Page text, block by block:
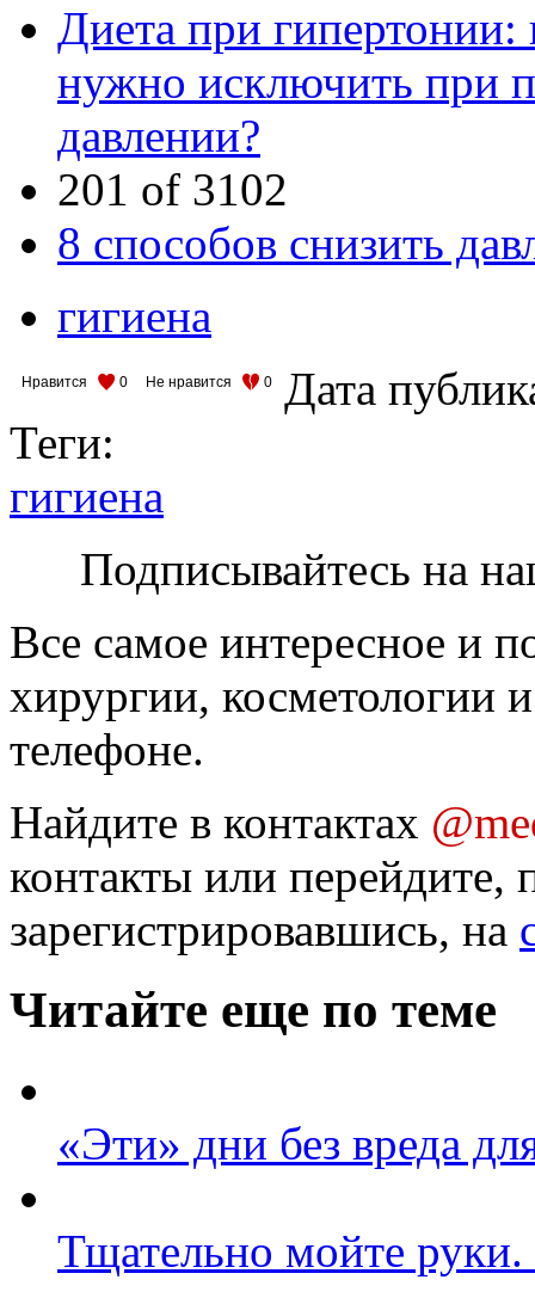
Диета при
нужно исключить при
давлении?
201 of 3102
8 способов снизить
гигиена
Нравится 0 Не нравится 0
Дата
Теги:
гигиена
Подписывайтесь на
Все самое интересное и
хирургии, косметологии
телефоне.
Найдите в контактах
контакты или перейдите,
зарегистрировавшись, на
Читайте еще по теме
«Эти» дни без вреда
Тщательно мойте